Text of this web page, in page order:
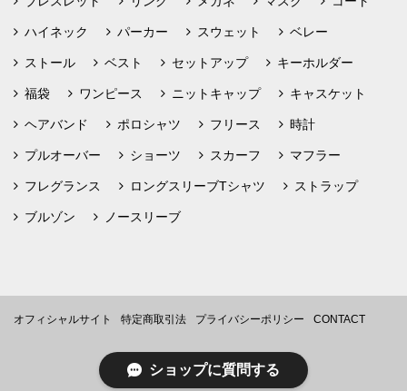
ハイネック パーカー スウェット ベレー
ストール ベスト セットアップ キーホルダー
福袋 ワンピース ニットキャップ キャスケット
ヘアバンド ポロシャツ フリース 時計
プルオーバー ショーツ スカーフ マフラー
フレグランス ロングスリーブTシャツ ストラップ
ブルゾン ノースリーブ
オフィシャルサイト 特定商取引法 プライバシーポリシー CONTACT
ショップに質問する